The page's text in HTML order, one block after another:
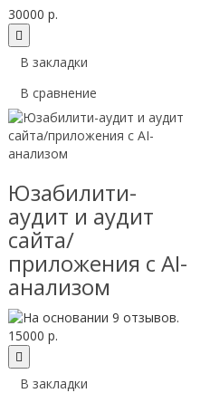
30000 р.
В закладки
В сравнение
Юзабилити-
аудит и аудит
сайта/
приложения с AI-
анализом
15000 р.
В закладки